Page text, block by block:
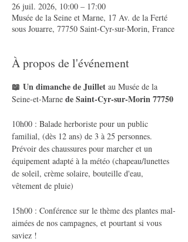
26 juil. 2026, 10:00 – 17:00
Musée de la Seine et Marne, 17 Av. de la Ferté
sous Jouarre, 77750 Saint-Cyr-sur-Morin, France
À propos de l'événement
📖 Un dimanche de Juillet au Musée de la
Seine-et-Marne de Saint-Cyr-sur-Morin 77750
10h00 : Balade herboriste pour un public
familial, (dès 12 ans) de 3 à 25 personnes.
Prévoir des chaussures pour marcher et un
équipement adapté à la météo (chapeau/lunettes
de soleil, crème solaire, bouteille d'eau,
vêtement de pluie)
15h00 : Conférence sur le thème des plantes mal-
aimées de nos campagnes, et pourtant si vous
saviez !